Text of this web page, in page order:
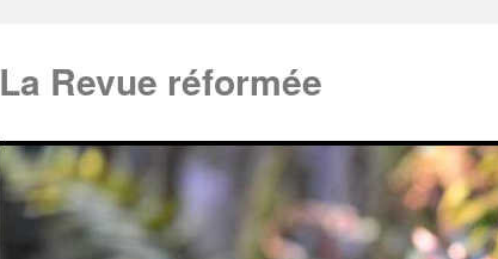
La Revue réformée